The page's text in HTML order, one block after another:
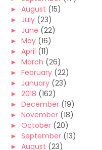
► August (15)
► July (23)
► June (22)
► May (16)
► April (11)
► March (26)
► February (22)
► January (23)
► 2018 (162)
► December (19)
► November (18)
► October (20)
► September (13)
► August (23)